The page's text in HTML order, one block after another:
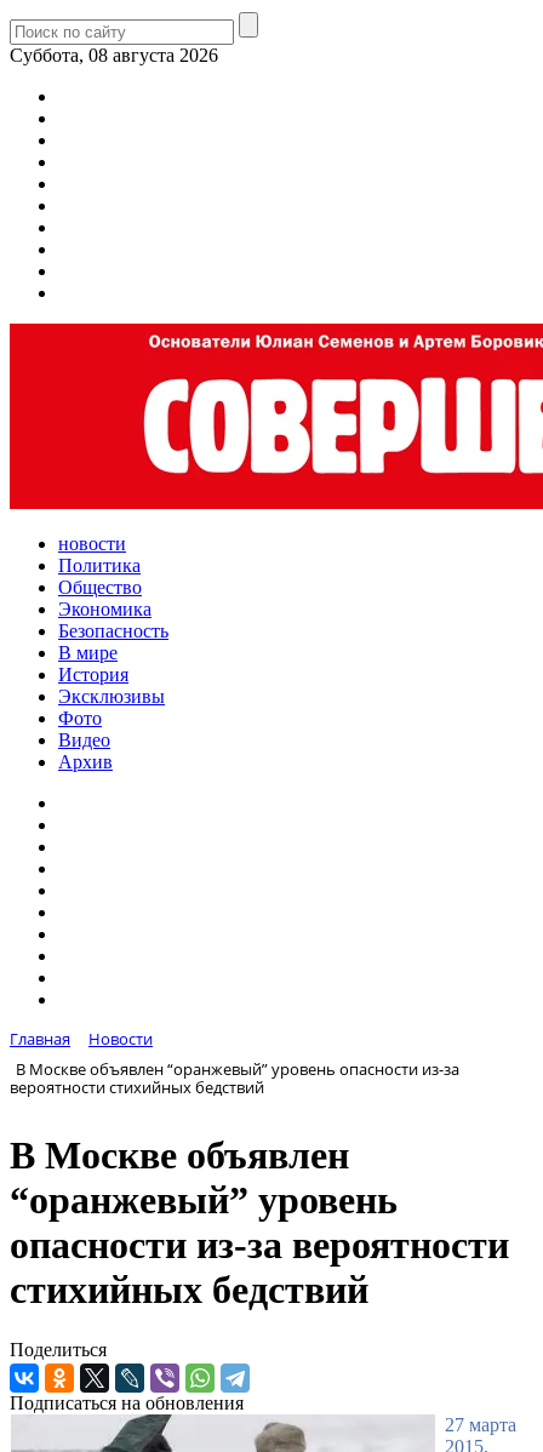
Суббота, 08 августа 2026
новости
Политика
Общество
Экономика
Безопасность
В мире
История
Эксклюзивы
Фото
Видео
Архив
Главная
Новости
В Москве объявлен “оранжевый” уровень опасности из-за
вероятности стихийных бедствий
В Москве объявлен
“оранжевый” уровень
опасности из-за вероятности
стихийных бедствий
Поделиться
Подписаться на обновления
27 марта
2015,